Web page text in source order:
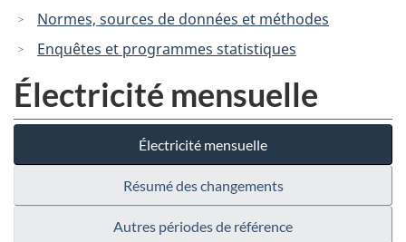
Normes, sources de données et méthodes
Enquêtes et programmes statistiques
Électricité mensuelle
Électricité mensuelle
Résumé des changements
Autres périodes de référence